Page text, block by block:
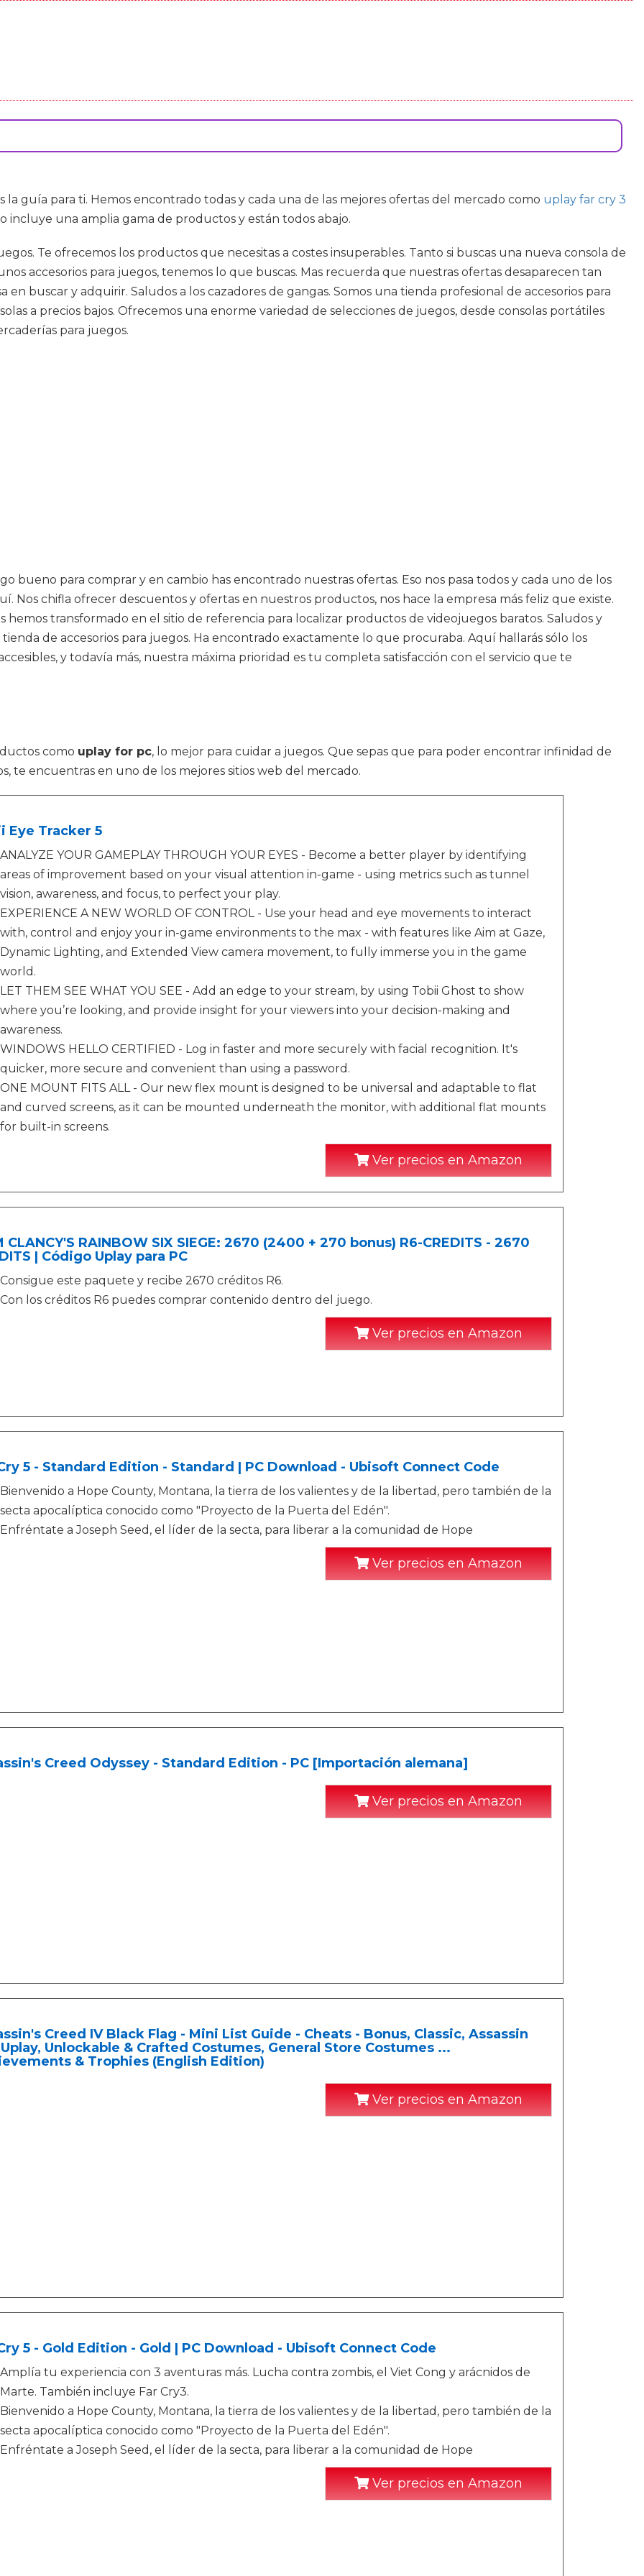
la guía para ti. Hemos encontrado todas y cada una de las mejores ofertas del mercado como uplay far cry 3
incluye una amplia gama de productos y están todos abajo.
Te ofrecemos los productos que necesitas a costes insuperables. Tanto si buscas una nueva consola de
accesorios para juegos, tenemos lo que buscas. Mas recuerda que nuestras ofertas desaparecen tan
buscar y adquirir. Saludos a los cazadores de gangas. Somos una tienda profesional de accesorios para
a precios bajos. Ofrecemos una enorme variedad de selecciones de juegos, desde consolas portátiles
para juegos.
bueno para comprar y en cambio has encontrado nuestras ofertas. Eso nos pasa todos y cada uno de los
Nos chifla ofrecer descuentos y ofertas en nuestros productos, nos hace la empresa más feliz que existe.
hemos transformado en el sitio de referencia para localizar productos de videojuegos baratos. Saludos y
de accesorios para juegos. Ha encontrado exactamente lo que procuraba. Aquí hallarás sólo los
y todavía más, nuestra máxima prioridad es tu completa satisfacción con el servicio que te
como uplay for pc, lo mejor para cuidar a juegos. Que sepas que para poder encontrar infinidad de
te encuentras en uno de los mejores sitios web del mercado.
Eye Tracker 5
ANALYZE YOUR GAMEPLAY THROUGH YOUR EYES - Become a better player by identifying
areas of improvement based on your visual attention in-game - using metrics such as tunnel
vision, awareness, and focus, to perfect your play.
EXPERIENCE A NEW WORLD OF CONTROL - Use your head and eye movements to interact
with, control and enjoy your in-game environments to the max - with features like Aim at Gaze,
Dynamic Lighting, and Extended View camera movement, to fully immerse you in the game
world.
LET THEM SEE WHAT YOU SEE - Add an edge to your stream, by using Tobii Ghost to show
where you’re looking, and provide insight for your viewers into your decision-making and
awareness.
WINDOWS HELLO CERTIFIED - Log in faster and more securely with facial recognition. It's
quicker, more secure and convenient than using a password.
ONE MOUNT FITS ALL - Our new flex mount is designed to be universal and adaptable to flat
and curved screens, as it can be mounted underneath the monitor, with additional flat mounts
for built-in screens.
Ver precios en Amazon
CLANCY'S RAINBOW SIX SIEGE: 2670 (2400 + 270 bonus) R6-CREDITS - 2670
| Código Uplay para PC
Consigue este paquete y recibe 2670 créditos R6.
Con los créditos R6 puedes comprar contenido dentro del juego.
Ver precios en Amazon
5 - Standard Edition - Standard | PC Download - Ubisoft Connect Code
Bienvenido a Hope County, Montana, la tierra de los valientes y de la libertad, pero también de la
secta apocalíptica conocido como "Proyecto de la Puerta del Edén".
Enfréntate a Joseph Seed, el líder de la secta, para liberar a la comunidad de Hope
Ver precios en Amazon
Creed Odyssey - Standard Edition - PC [Importación alemana]
Ver precios en Amazon
Creed IV Black Flag - Mini List Guide - Cheats - Bonus, Classic, Assassin
Unlockable & Crafted Costumes, General Store Costumes ...
& Trophies (English Edition)
Ver precios en Amazon
5 - Gold Edition - Gold | PC Download - Ubisoft Connect Code
Amplía tu experiencia con 3 aventuras más. Lucha contra zombis, el Viet Cong y arácnidos de
Marte. También incluye Far Cry3.
Bienvenido a Hope County, Montana, la tierra de los valientes y de la libertad, pero también de la
secta apocalíptica conocido como "Proyecto de la Puerta del Edén".
Enfréntate a Joseph Seed, el líder de la secta, para liberar a la comunidad de Hope
Ver precios en Amazon